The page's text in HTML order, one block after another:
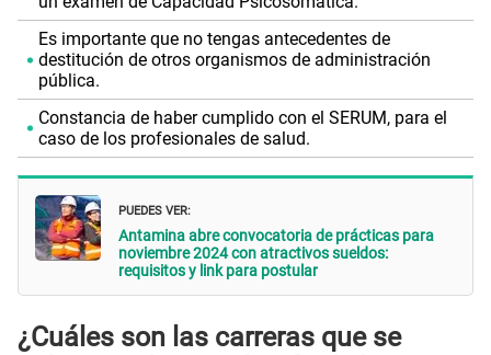
Es importante que no tengas antecedentes de
destitución de otros organismos de administración
pública.
Constancia de haber cumplido con el SERUM, para el
caso de los profesionales de salud.
PUEDES VER:
Antamina abre convocatoria de prácticas para
noviembre 2024 con atractivos sueldos:
requisitos y link para postular
¿Cuáles son las carreras que se